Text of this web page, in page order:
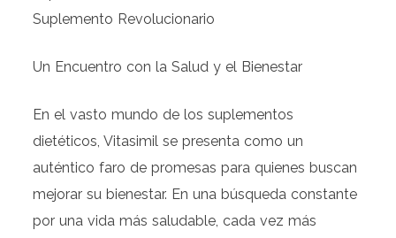
Suplemento Revolucionario
Un Encuentro con la Salud y el Bienestar
En el vasto mundo de los suplementos
dietéticos, Vitasimil se presenta como un
auténtico faro de promesas para quienes buscan
mejorar su bienestar. En una búsqueda constante
por una vida más saludable, cada vez más